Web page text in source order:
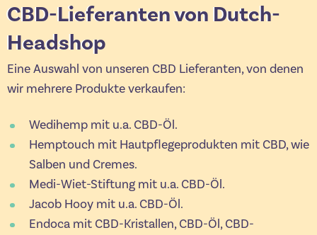
CBD-Lieferanten von Dutch-
Headshop
Eine Auswahl von unseren CBD Lieferanten, von denen
wir mehrere Produkte verkaufen:
Wedihemp mit u.a. CBD-Öl.
Hemptouch mit Hautpflegeprodukten mit CBD, wie
Salben und Cremes.
Medi-Wiet-Stiftung mit u.a. CBD-Öl.
Jacob Hooy mit u.a. CBD-Öl.
Endoca mit CBD-Kristallen, CBD-Öl, CBD-